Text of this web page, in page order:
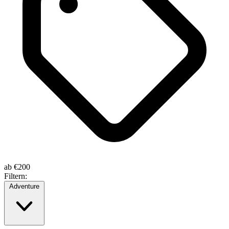
ab €200
Filtern:
Adventure